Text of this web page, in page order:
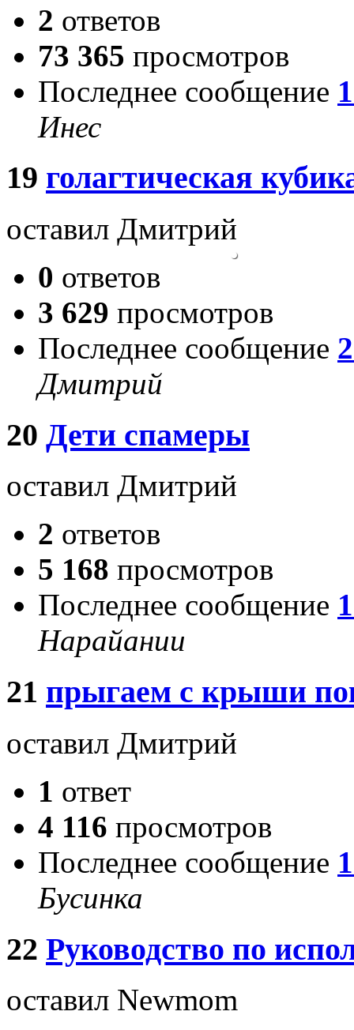
2 ответов
73 365 просмотров
Последнее сообщение
Инес
19 голагтическая
оставил Дмитрий
0 ответов
3 629 просмотров
Последнее сообщение
Дмитрий
20 Дети спамеры
оставил Дмитрий
2 ответов
5 168 просмотров
Последнее сообщение
Нарайании
21 прыгаем с крыши
оставил Дмитрий
1 ответ
4 116 просмотров
Последнее сообщение
Бусинка
22 Руководство по
оставил Newmom